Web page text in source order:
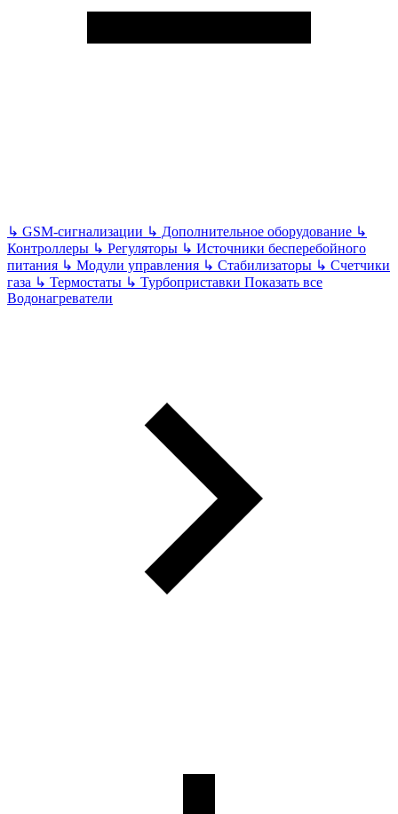
↳ GSM-сигнализации ↳ Дополнительное оборудование ↳
Контроллеры ↳ Регуляторы ↳ Источники бесперебойного
питания ↳ Модули управления ↳ Стабилизаторы ↳ Счетчики
газа ↳ Термостаты ↳ Турбоприставки Показать все
Водонагреватели